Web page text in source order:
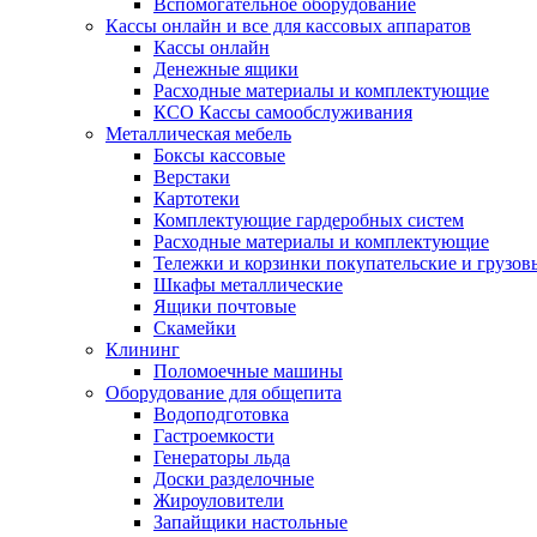
Вспомогательное оборудование
Кассы онлайн и все для кассовых аппаратов
Кассы онлайн
Денежные ящики
Расходные материалы и комплектующие
КСО Кассы самообслуживания
Металлическая мебель
Боксы кассовые
Верстаки
Картотеки
Комплектующие гардеробных систем
Расходные материалы и комплектующие
Тележки и корзинки покупательские и
Шкафы металлические
Ящики почтовые
Скамейки
Клининг
Поломоечные машины
Оборудование для общепита
Водоподготовка
Гастроемкости
Генераторы льда
Доски разделочные
Жироуловители
Запайщики настольные